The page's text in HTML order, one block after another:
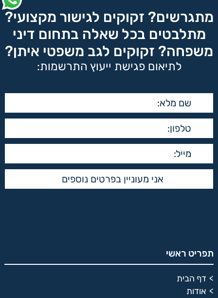
מתגרשים? זקוקים לגישור מקצועי?
מתלבטים בכל שאלה בתחום דיני
משפחה? זקוקים לגב משפטי איתן?
לתיאום פגישת ייעוץ התרשמות:
תפריט ראשי
דף הבית
אודות